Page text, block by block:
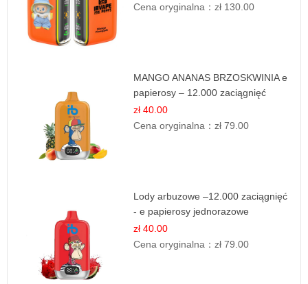
Cena oryginalna：zł 130.00
MANGO ANANAS BRZOSKWINIA e
papierosy – 12.000 zaciągnięć
zł 40.00
Cena oryginalna：zł 79.00
Lody arbuzowe –12.000 zaciągnięć
- e papierosy jednorazowe
zł 40.00
Cena oryginalna：zł 79.00